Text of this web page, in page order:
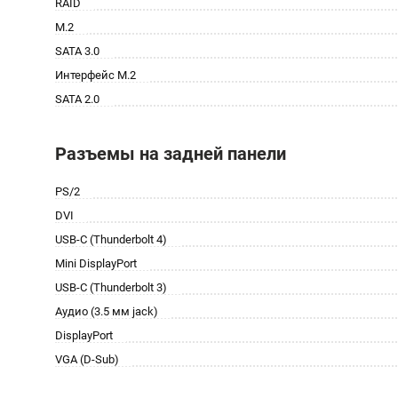
RAID
M.2
SATA 3.0
Интерфейс M.2
SATA 2.0
Разъемы на задней панели
PS/2
DVI
USB-C (Thunderbolt 4)
Mini DisplayPort
USB-C (Thunderbolt 3)
Аудио (3.5 мм jack)
DisplayPort
VGA (D-Sub)